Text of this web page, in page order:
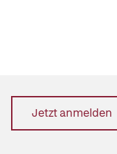
Jetzt anmelden